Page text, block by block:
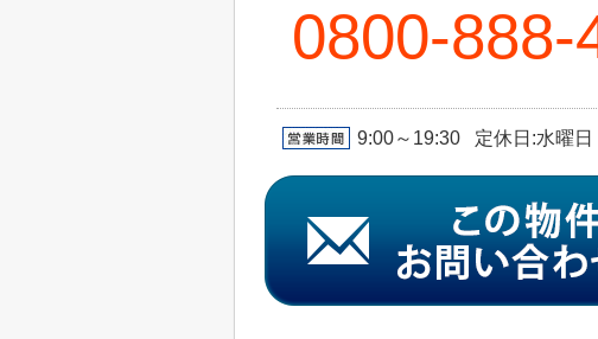
0800-888-
9:00～19:30 定休日:水曜日